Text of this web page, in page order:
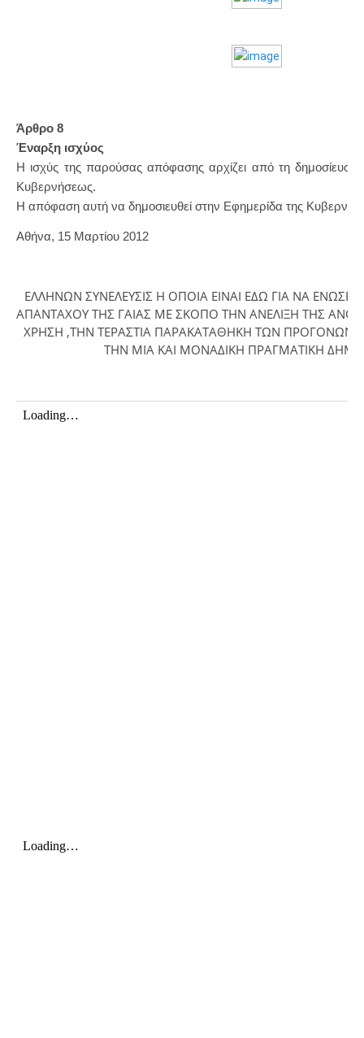
Άρθρο 8
Έναρξη ισχύος
Η ισχύς της παρούσας απόφασης αρχίζει από τη δημοσίευσή
Κυβερνήσεως.
Η απόφαση αυτή να δημοσιευθεί στην Εφημερίδα της
Αθήνα, 15 Μαρτίου 2012
ΕΛΛΗΝΩΝ ΣΥΝΕΛΕΥΣΙΣ Η ΟΠΟΙΑ ΕΙΝΑΙ ΕΔΩ ΓΙΑ ΝΑ
ΑΠΑΝΤΑΧΟΥ ΤΗΣ ΓΑΙΑΣ ΜΕ ΣΚΟΠΟ ΤΗΝ ΑΝΕΛΙΞΗ ΤΗΣ
ΧΡΗΣΗ ,ΤΗΝ ΤΕΡΑΣΤΙΑ ΠΑΡΑΚΑΤΑΘΗΚΗ ΤΩΝ ΠΡΟΓΟΝΩΝ
ΤΗΝ ΜΙΑ ΚΑΙ ΜΟΝΑΔΙΚΗ ΠΡΑΓΜΑΤΙΚΗ